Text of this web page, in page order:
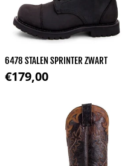
6478 STALEN SPRINTER ZWART
Normale prijs
€179,00